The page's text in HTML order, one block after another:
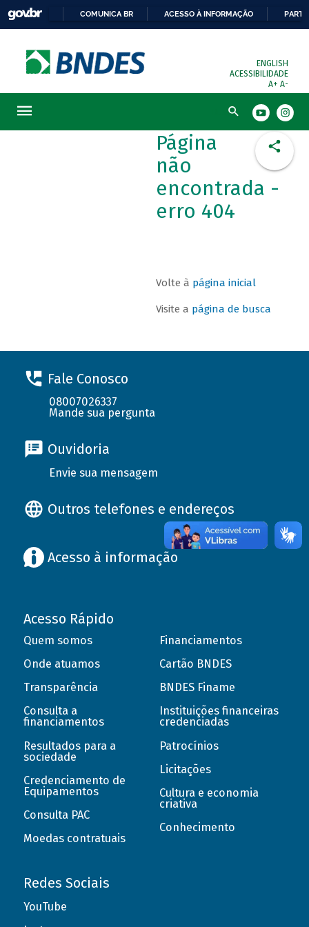
COMUNICA BR ACESSO À INFORMAÇÃO
ENGLISH
ACESSIBILIDADE
A+ A-
Busca
Página
não
encontrada -
erro 404
Volte à página inicial
Visite a página de busca
Fale Conosco
08007026337
Mande sua pergunta
Ouvidoria
Envie sua mensagem
Outros telefones e endereços
Acesso à informação
Acesso Rápido
Quem somos
Onde atuamos
Transparência
Consulta a
financiamentos
Resultados para a
sociedade
Credenciamento de
Equipamentos
Consulta PAC
Moedas contratuais
Financiamentos
Cartão BNDES
BNDES Finame
Instituições financeiras
credenciadas
Patrocínios
Licitações
Cultura e economia
criativa
Conhecimento
Redes Sociais
YouTube